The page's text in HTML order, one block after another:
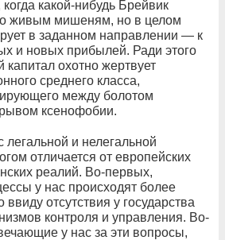
какой-нибудь Брейвик
живым мишеням, но в целом
в заданном направлении — к
и новых прибылей. Ради этого
охотно жертвует
среднего класса,
между болотом
ксенофобии.
легальной и нелегальной
отличается от европейских
реалий. Во-первых,
у нас происходят более
ввиду отсутствия у государства
контроля и управления. Во-
у нас за эти вопросы,